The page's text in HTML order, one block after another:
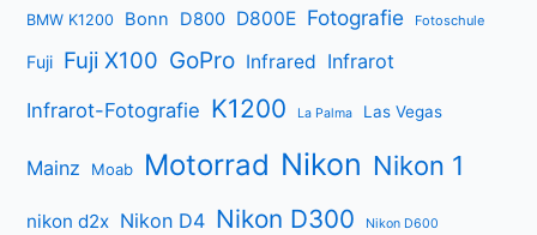
BMW K1200 Bonn D800 D800E Fotografie Fotoschule
Fuji Fuji X100 GoPro Infrared Infrarot
Infrarot-Fotografie K1200 La Palma Las Vegas
Mainz Moab Motorrad Nikon Nikon 1
nikon d2x Nikon D4 Nikon D300 Nikon D600